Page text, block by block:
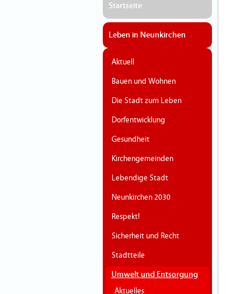
Startseite
Leben in Neunkirchen
Aktuell
Bauen und Wohnen
Die Stadt zum Leben
Dorfentwicklung
Gesundheit
Kirchengemeinden
Lebendige Stadt
Neunkirchen 2030
Respekt!
Sicherheit und Recht
Stadtteile
Umwelt und Entsorgung
Aktuelles